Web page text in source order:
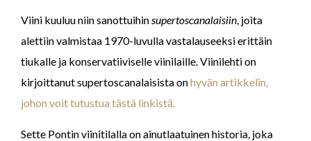
Viini kuuluu niin sanottuihinsupertoscanalaisiin, joita
alettiin valmistaa 1970-luvulla vastalauseeksi erittäin
tiukalle ja konservatiiviselle viinilaille. Viinilehti on
kirjoittanut supertoscanalaisista onhyvän artikkelin,
johon voit tutustua tästä linkistä.
Sette Pontin viinitilalla on ainutlaatuinen historia, joka